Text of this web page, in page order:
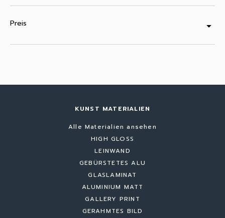
Preis arrow_drop_down
KUNST MATERIALIEN
Alle Materialien ansehen
HIGH GLOSS
LEINWAND
GEBÜRSTETES ALU
GLASLAMINAT
ALUMINIUM MATT
GALLERY PRINT
GERAHMTES BILD